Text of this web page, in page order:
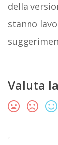
della
stanno
Valuta